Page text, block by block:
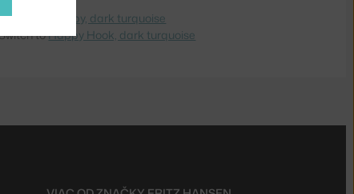
Věšák Happy, dark turquoise
toHappy Hook, dark turquoise